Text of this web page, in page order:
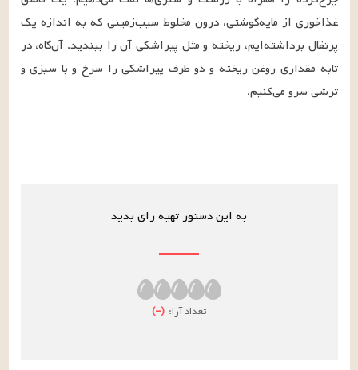
ترشی سرو می‌کنیم.
به این دستور تهیه رای بدید
تعداد آرا: (
–
)